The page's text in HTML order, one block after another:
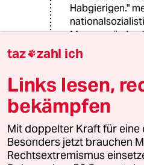
Habgierigen."
Massenmörder:
Akademikern
der Verwaltung
und waren
ein ganzes Volk
Minderheit …
aufhetzen
neuen …
die Faulen,
Habgierigen.“
taz zahl ich
Links lesen,
bekämpfen
Mit doppelter Kraft für eine
Besonders jetzt brauchen
Rechtsextremismus